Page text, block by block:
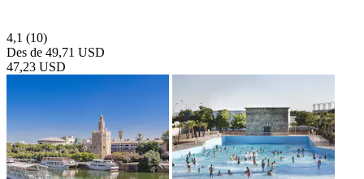
4,1 (10)
Des de 49,71 USD
47,23 USD